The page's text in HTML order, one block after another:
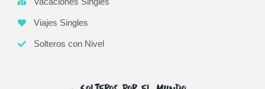
Viajes Singles
Solteros con Nivel